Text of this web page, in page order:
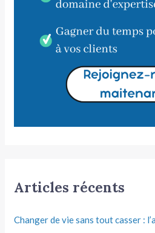
Articles récents
Changer de vie sans tout casser :